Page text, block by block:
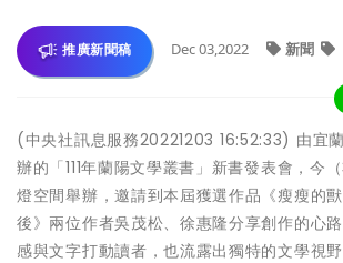
推廣新聞稿 Dec 03,2022 新聞
(中央社訊息服務20221203 16:52:33) 由宜
辦的「111年蘭陽文學叢書」新書發表會，今
燈空間舉辦，邀請到本屆獲選作品《瘦瘦的
後》兩位作者吳茂松、徐惠隆分享創作的心
感與文字打動讀者，也流露出獨特的文學視